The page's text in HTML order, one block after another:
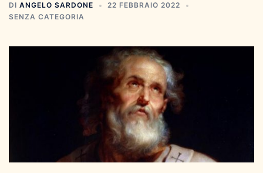
DI ANGELO SARDONE
22 FEBBRAIO 2022
SENZA CATEGORIA